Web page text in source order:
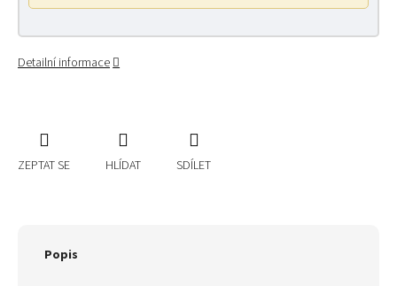
Detailní informace
ZEPTAT SE HLÍDAT SDÍLET
Popis